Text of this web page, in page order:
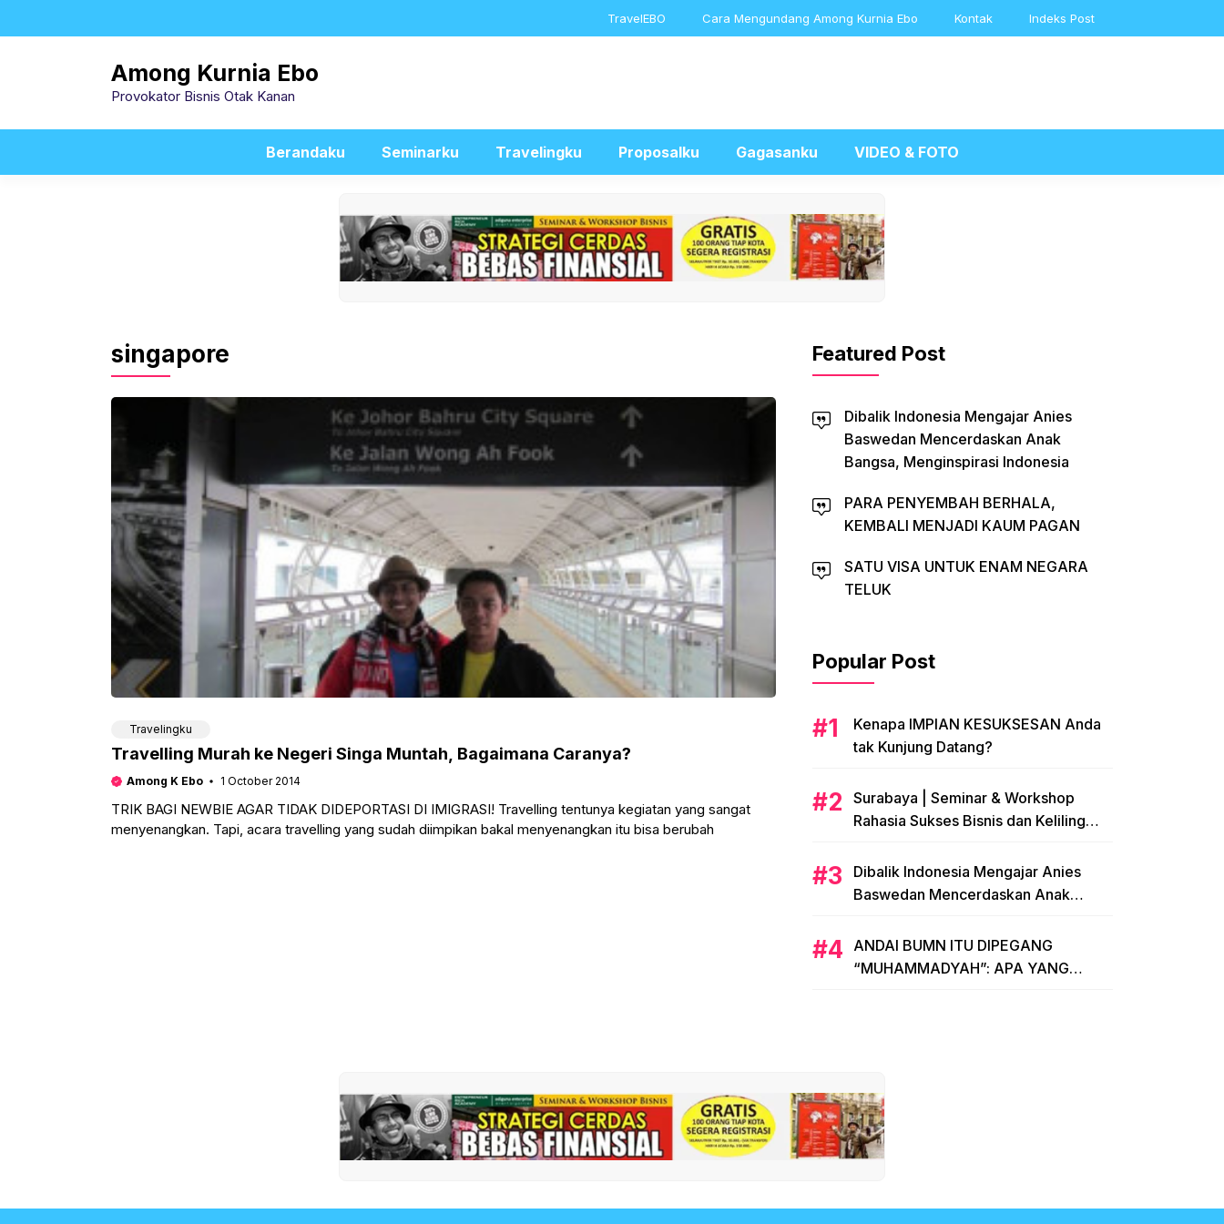
to
TravelEBO Cara Mengundang Among Kurnia Ebo Kontak Indeks Post
Among Kurnia Ebo
Provokator Bisnis Otak Kanan
Berandaku Seminarku Travelingku Proposalku Gagasanku VIDEO & FOTO
singapore
Travelingku
Travelling Murah ke Negeri Singa Muntah, Bagaimana Caranya?
Among K Ebo 1 October 2014
TRIK BAGI NEWBIE AGAR TIDAK DIDEPORTASI DI IMIGRASI! Travelling tentunya kegiatan yang sangat
menyenangkan. Tapi, acara travelling yang sudah diimpikan bakal menyenangkan itu bisa berubah
Featured Post
Dibalik Indonesia Mengajar Anies
Baswedan Mencerdaskan Anak
Bangsa, Menginspirasi Indonesia
PARA PENYEMBAH BERHALA,
KEMBALI MENJADI KAUM PAGAN
SATU VISA UNTUK ENAM NEGARA
TELUK
Popular Post
​Kenapa IMPIAN KESUKSESAN Anda
tak Kunjung Datang?
​Surabaya | Seminar & Workshop
Rahasia Sukses Bisnis dan Keliling
Dibalik Indonesia Mengajar Anies
Baswedan Mencerdaskan Anak
ANDAI BUMN ITU DIPEGANG
“MUHAMMADYAH”: APA YANG